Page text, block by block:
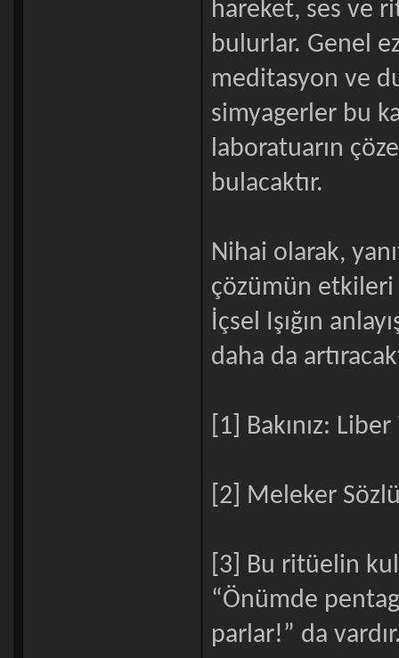
hareket, ses ve
bulurlar. Genel
meditasyon ve
simyagerler bu
laboratuarın
bulacaktır.
Nihai olarak,
çözümün etkileri
İçsel Işığın
daha da
[1] Bakınız:
[2] Meleker
[3] Bu ritüelin
“Önümde
parlar!” da